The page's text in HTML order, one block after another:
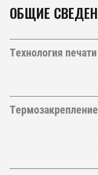
ОБЩИЕ
Технология печати
Термозакрепление